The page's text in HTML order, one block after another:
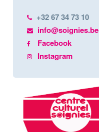
+32 67 34 73 10
info@soignies.be
Facebook
Instagram